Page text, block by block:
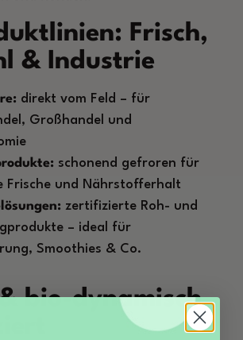
Frisch,
& Industrie
direkt vom Feld – für
Großhandel und
schonend gefroren für
Frische und Nährstofferhalt
zertifizierte Roh- und
– ideal für
Smoothies & Co.
bio-dynamisch